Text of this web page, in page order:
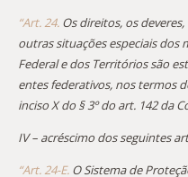
“Art. 24.Os direitos, os
outras situações especiais dos
Federal e dos Territórios são
entes federativos, nos termos
inciso X do § 3º do art. 142 da
IV – acréscimo dos seguintes
“Art. 24-E.O Sistema de